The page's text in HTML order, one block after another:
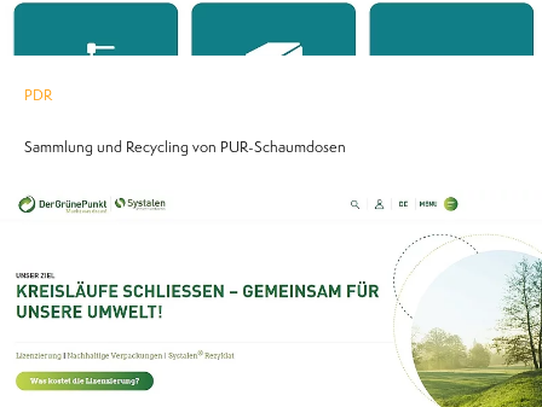
PDR
Sammlung und Recycling von PUR-Schaumdosen